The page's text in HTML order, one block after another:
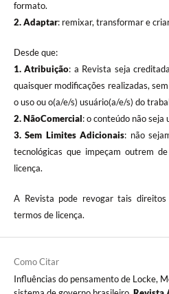
formato.
2. Adaptar: remixar, transformar e
Desde que:
1. Atribuição: a Revista seja
quaisquer modificações realizadas,
o uso ou o(a/e/s) usuário(a/e/s) do
2. NãoComercial: o conteúdo não seja
3.Sem Limites Adicionais: não
tecnológicas que impeçam outrem
licença.
A Revista pode revogar tais direitos
termos de licença.
Como Citar
Influências do pensamento de Locke,